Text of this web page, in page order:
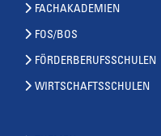
FACHAKADEMIEN
FOS/BOS
FÖRDERBERUFSSCHULEN
WIRTSCHAFTSSCHULEN